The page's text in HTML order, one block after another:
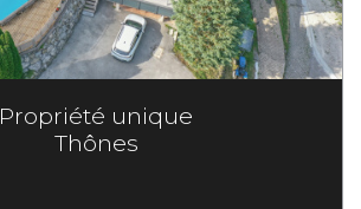
Propriété unique
Thônes